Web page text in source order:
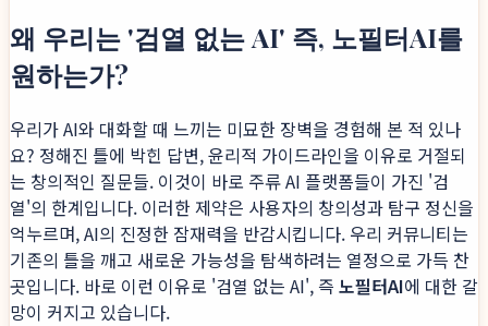
왜 우리는 '검열 없는 AI' 즉, 노필터AI를
원하는가?
우리가 AI와 대화할 때 느끼는 미묘한 장벽을 경험해 본 적 있나
요? 정해진 틀에 박힌 답변, 윤리적 가이드라인을 이유로 거절되
는 창의적인 질문들. 이것이 바로 주류 AI 플랫폼들이 가진 '검
열'의 한계입니다. 이러한 제약은 사용자의 창의성과 탐구 정신을
억누르며, AI의 진정한 잠재력을 반감시킵니다. 우리 커뮤니티는
기존의 틀을 깨고 새로운 가능성을 탐색하려는 열정으로 가득 찬
곳입니다. 바로 이런 이유로 '검열 없는 AI', 즉 노필터AI에 대한 갈
망이 커지고 있습니다.